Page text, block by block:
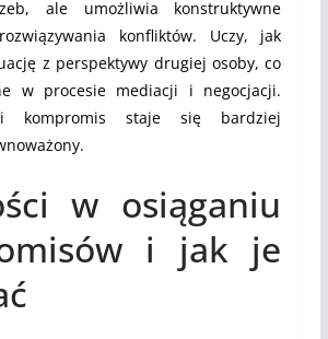
ale umożliwia konstruktywne
konfliktów. Uczy, jak
z perspektywy drugiej osoby, co
w procesie mediacji i negocjacji.
kompromis staje się bardziej
w osiąganiu
i jak je